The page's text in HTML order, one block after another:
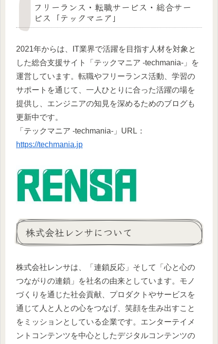
フリーランス・転職サービス・総合サー
ビス「テックマニア」
2021年からは、IT業界で活躍を目指す人材を対象と
した総合支援サイト「テックマニア -techmania-」を
運営しています。転職やフリーランス活動、学習の
サポートを通じて、一人ひとりに合った活躍の場を
提供し、エンジニアの知見を深めるためのブログも
更新中です。
「テックマニア -techmania-」URL：
https://techmania.jp
株式会社レンサについて
株式会社レンサは、「連鎖反応」そして「心と心の
つながりの連鎖」を社名の由来としています。モノ
づくりを通じた社会貢献、プロダクトやサービスを
通じて人と人との心をつなげ、笑顔を生み出すこと
をミッションとしている企業です。エンターテイメ
ントコンテンツを中心としたデジタルコンテンツの